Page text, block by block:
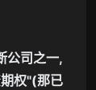
公司之一,
权"(那已